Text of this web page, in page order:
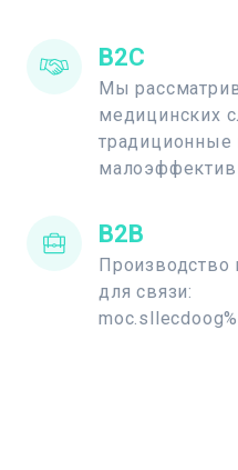
B2C
Мы
медицинских
традиционные
B2B
Производство
для связи: